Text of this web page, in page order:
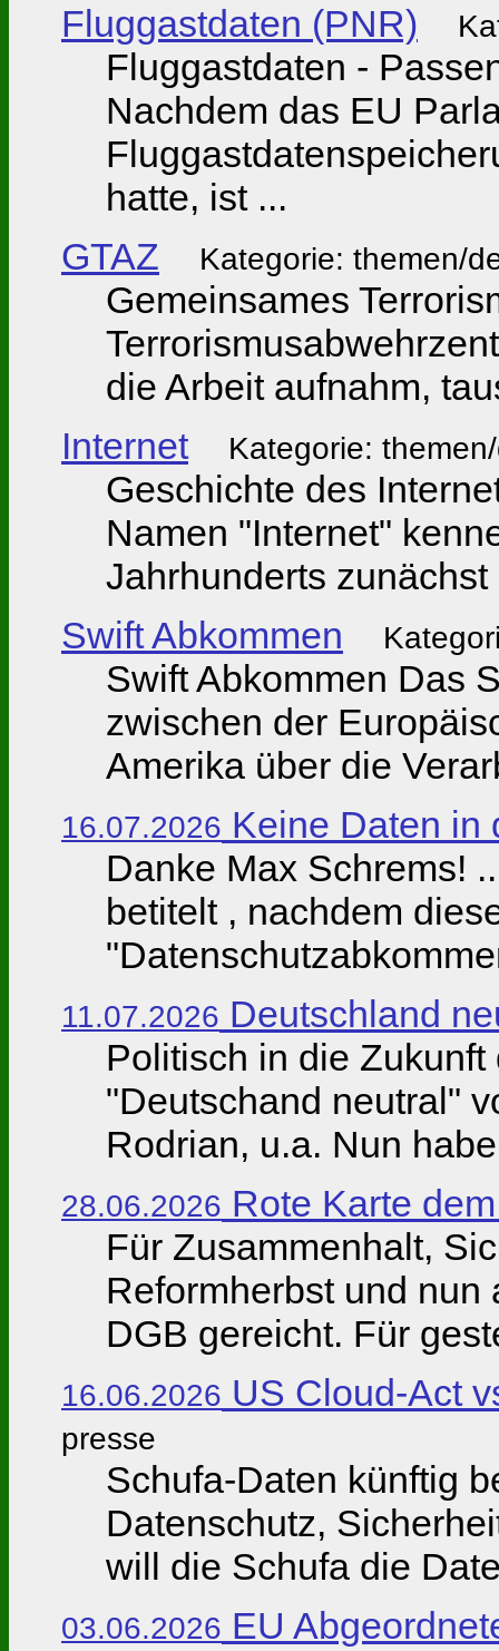
Fluggastdaten (PNR)
Fluggastdaten -
Nachdem das EU
hatte, ist ...
GTAZ
Kategorie: themen/
Gemeinsames
die Arbeit aufnahm,
Internet
Kategorie:
Geschichte des
Namen "Internet"
Jahrhunderts
Swift Abkommen
Swift Abkommen Das
zwischen der
Amerika über die
16.07.2026 Keine Daten in
Danke Max Schrems!
betitelt , nachdem
11.07.2026 Deutschland
Politisch in die
"Deutschand neutral"
Rodrian, u.a. Nun
28.06.2026 Rote Karte
Für Zusammenhalt,
Reformherbst und
DGB gereicht. Für
16.06.2026 US Cloud-Act
presse
Schufa-Daten künftig
Datenschutz,
will die Schufa die
03.06.2026 EU